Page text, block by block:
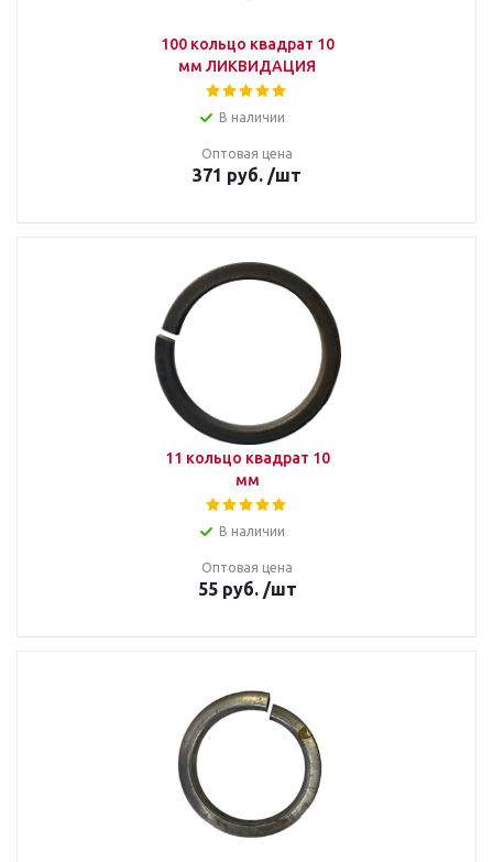
100 кольцо квадрат 10
мм ЛИКВИДАЦИЯ
В наличии
Оптовая цена
371 руб. /шт
11 кольцо квадрат 10
мм
В наличии
Оптовая цена
55руб. /шт